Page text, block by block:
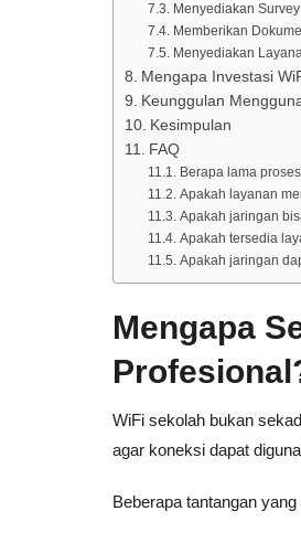
Menyediakan
Memberikan
Menyediakan
Mengapa Investasi
Keunggulan
Kesimpulan
FAQ
Berapa lama
Apakah layanan
Apakah jaringan
Apakah tersedia
Apakah jaringan
Mengapa
WiFi sekolah bukan
agar koneksi dapat
Beberapa tantangan